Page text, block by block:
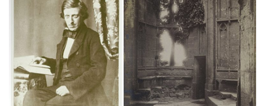
เริ่มใช้คำว่า “Photography”
ทุกอย่างย่อมมีที่มา และคำว่า Photography ก็เช่นกัน คำนี้มา
จาก วิลเลียม เฮอร์เชล (William Herschel) นักวิทยาศาสตร์ผู้
โด่งดัง โดยในปี ค.ศ.1839 เขาได้เขียนบทความโดยใช้คำว่า
Photography หมายถึง การถ่ายภาพ และทำให้ต่อมาคำนี้เป็นที่
ยอมรับและใช้กันอย่างแพร่หลายมาจนถึงปัจจุบัน